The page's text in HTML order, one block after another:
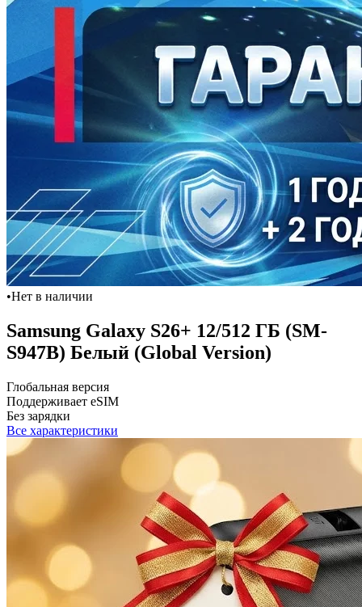
•Нет в наличии
Samsung Galaxy S26+ 12/512 ГБ (SM-
S947B) Белый (Global Version)
Глобальная версия
Поддерживает eSIM
Без зарядки
Все характеристики